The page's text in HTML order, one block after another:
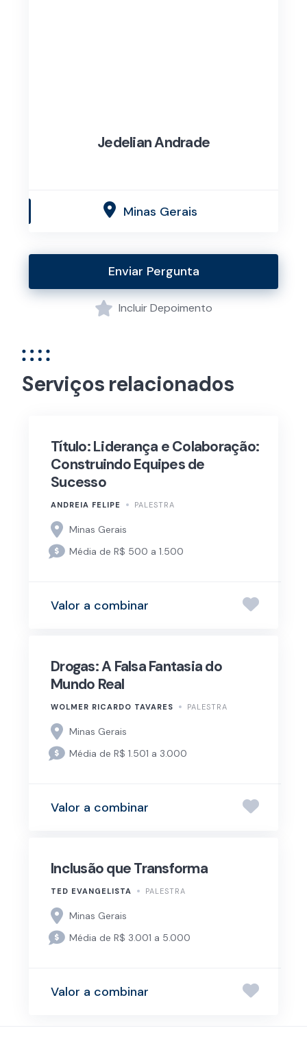
Jedelian Andrade
Minas Gerais
Enviar Pergunta
Incluir Depoimento
Serviços relacionados
Título: Liderança e Colaboração:
Construindo Equipes de
Sucesso
ANDREIA FELIPE PALESTRA
Minas Gerais
Média de R$ 500 a 1.500
Valor a combinar
Drogas: A Falsa Fantasia do
Mundo Real
WOLMER RICARDO TAVARES PALESTRA
Minas Gerais
Média de R$ 1.501 a 3.000
Valor a combinar
Inclusão que Transforma
TED EVANGELISTA PALESTRA
Minas Gerais
Média de R$ 3.001 a 5.000
Valor a combinar